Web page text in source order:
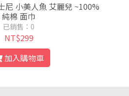
純棉 面巾
已銷售：0
NT$299
加入購物車